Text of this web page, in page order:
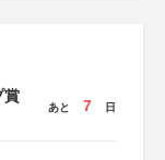
賞
あと 7 日